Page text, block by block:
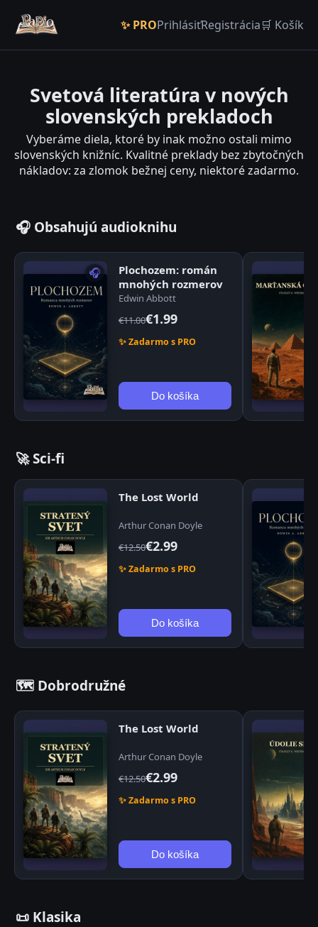
✨ PROPrihlásiťRegistrácia🛒 Košík
Svetová literatúra v nových
slovenských prekladoch
Vyberáme diela, ktoré by inak možno ostali mimo
slovenských knižníc. Kvalitné preklady bez zbytočných
nákladov: za zlomok bežnej ceny, niektoré zadarmo.
🎧 Obsahujú audioknihu
🎧
Plochozem: román
mnohých rozmerov
Edwin Abbott
€11.00€1.99
✨ Zadarmo s PRO
Do košíka
🚀 Sci-fi
The Lost World
Arthur Conan Doyle
€12.50€2.99
✨ Zadarmo s PRO
Do košíka
🗺️ Dobrodružné
The Lost World
Arthur Conan Doyle
€12.50€2.99
✨ Zadarmo s PRO
Do košíka
📜 Klasika